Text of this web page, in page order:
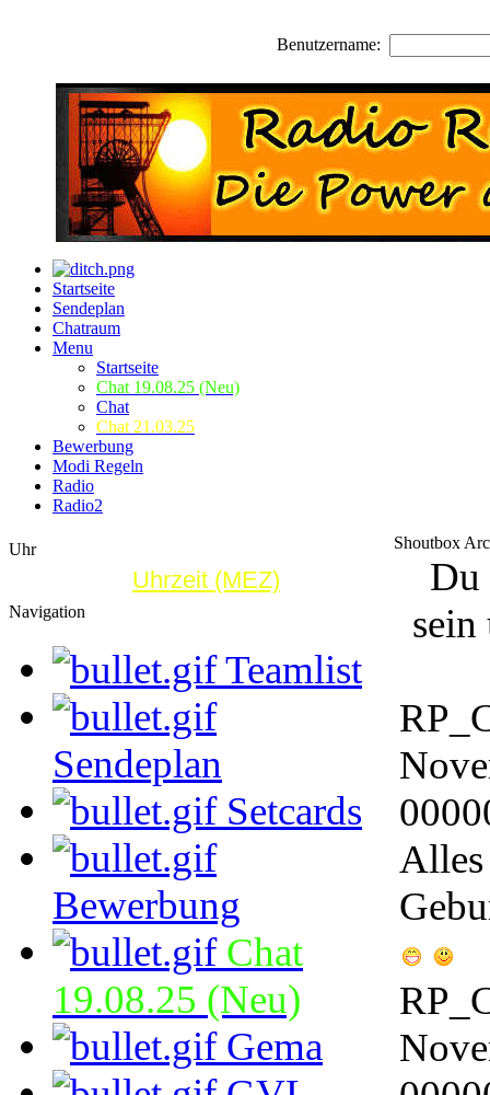
Benutzername:
Startseite
Sendeplan
Chatraum
Menu
Startseite
Chat 19.08.25 (Neu)
Chat
Chat 21.03.25
Bewerbung
Modi Regeln
Radio
Radio2
Uhr
Uhrzeit (MEZ)
Navigation
Teamlist
Sendeplan
Setcards
Bewerbung
Chat
19.08.25 (Neu)
Gema
Shoutbox
Du
sein